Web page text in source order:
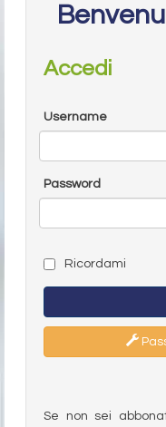
Accedi
Username
Password
Ricordami
Se non sei